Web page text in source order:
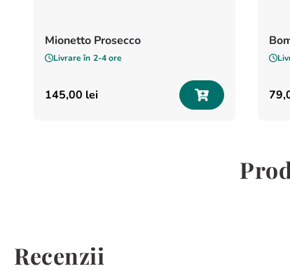
Mionetto Prosecco
Livrare în 2-4 ore
145,00 lei 79,
Recenzii